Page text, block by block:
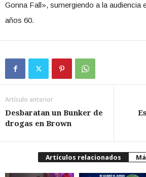
Gonna Fall», sumergiendo a la audiencia
años 60.
Artículo anterior
Desbaratan un Bunker de
drogas en Brown
Artículos relacionados